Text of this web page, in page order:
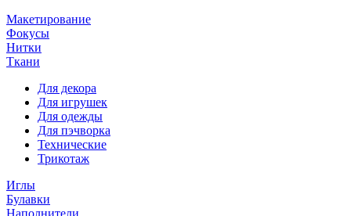
Макетирование
Фокусы
Нитки
Ткани
Для декора
Для игрушек
Для одежды
Для пэчворка
Технические
Трикотаж
Иглы
Булавки
Наполнители